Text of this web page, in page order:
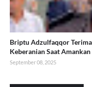
Briptu Adzulfaqqor
Keberanian Saat
September 08, 2025